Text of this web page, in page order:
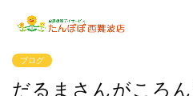
ブログ
だるまさんがころん